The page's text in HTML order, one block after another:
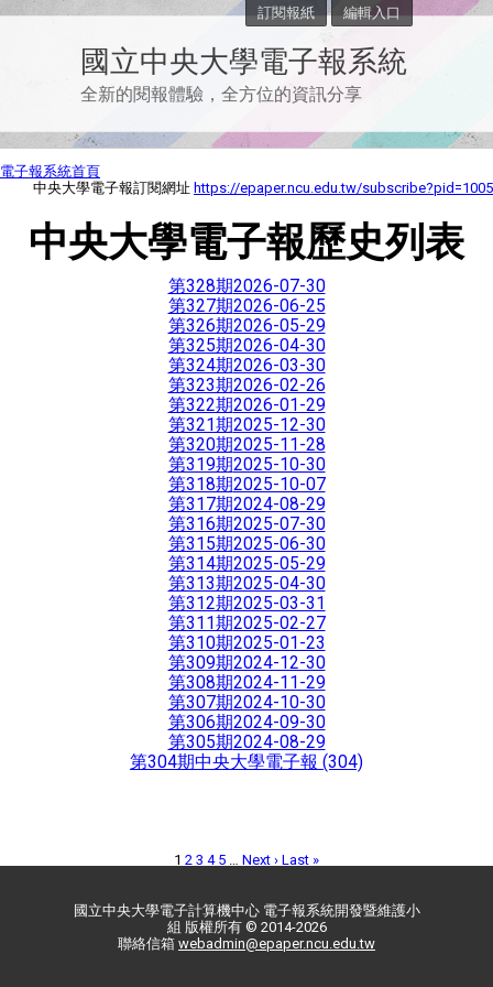
編輯入口
訂閱報紙
國立中央大學電子報系統
全新的閱報體驗，全方位的資訊分享
電子報系統首頁
中央大學電子報訂閱網址 https://epaper.ncu.edu.tw/subscribe?pid=1005
中央大學電子報歷史列表
第328期2026-07-30
第327期2026-06-25
第326期2026-05-29
第325期2026-04-30
第324期2026-03-30
第323期2026-02-26
第322期2026-01-29
第321期2025-12-30
第320期2025-11-28
第319期2025-10-30
第318期2025-10-07
第317期2024-08-29
第316期2025-07-30
第315期2025-06-30
第314期2025-05-29
第313期2025-04-30
第312期2025-03-31
第311期2025-02-27
第310期2025-01-23
第309期2024-12-30
第308期2024-11-29
第307期2024-10-30
第306期2024-09-30
第305期2024-08-29
第304期中央大學電子報 (304)
1 2 3 4 5 … Next › Last »
國立中央大學電子計算機中心 電子報系統開發暨維護小
組 版權所有 © 2014-2026
聯絡信箱 webadmin@epaper.ncu.edu.tw